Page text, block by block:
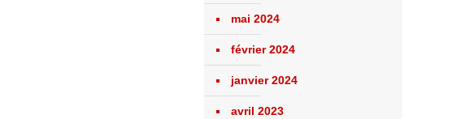
mai 2024
février 2024
janvier 2024
avril 2023